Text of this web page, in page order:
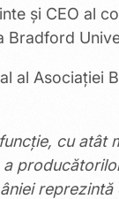
şi CEO al
Bradford
al Asociației
cu atât